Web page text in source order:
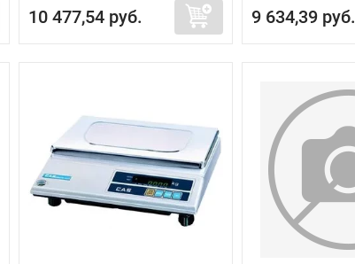
10 477,54 руб. 9 634,39 руб.